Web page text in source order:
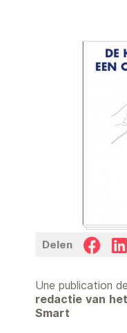
Delen
Une publication de
redactie van
Smart